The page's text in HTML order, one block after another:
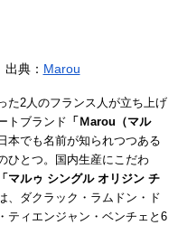
出典： Marou
た2人のフランス人が立ち上げ
トブランド 「Ｍarou（マル
本でも名前が知られつつある
ひとつ。国内生産にこだわ
「マルゥ シングル オリジン チ
、ダクラック・ラムドン・ド
ティエンジャン・ベンチェと6